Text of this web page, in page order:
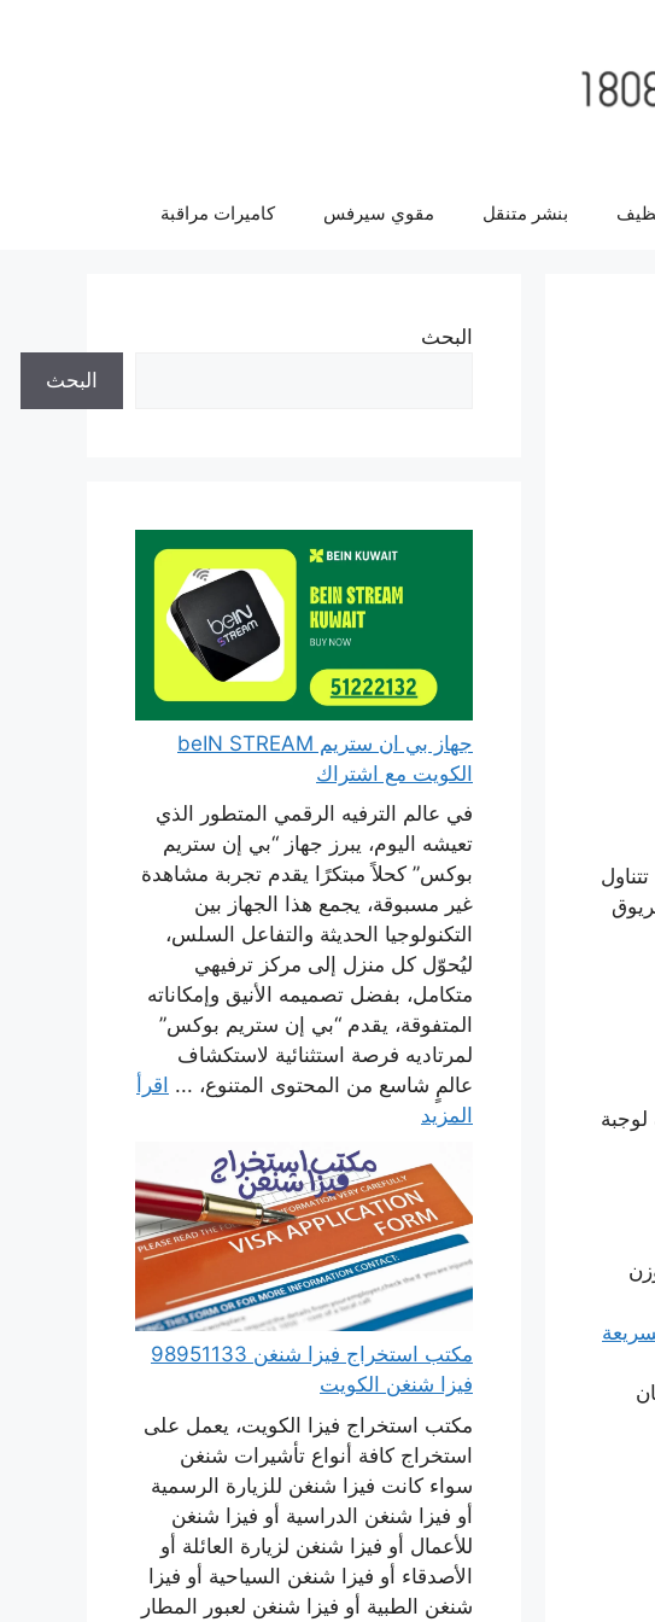
بنشر متنقل مقوي سيرفس كاميرات مراقبة
البحث
البحث
جهاز بي ان ستريم beIN STREAM
الكويت مع اشتراك
في عالم الترفيه الرقمي المتطور الذي
تعيشه اليوم، يبرز جهاز “بي إن ستريم
بوكس” كحلاً مبتكرًا يقدم تجربة مشاهدة
غير مسبوقة، يجمع هذا الجهاز بين
التكنولوجيا الحديثة والتفاعل السلس،
ليُحوّل كل منزل إلى مركز ترفيهي
متكامل، بفضل تصميمه الأنيق وإمكاناته
المتفوقة، يقدم “بي إن ستريم بوكس”
لمرتاديه فرصة استثنائية لاستكشاف
عالمٍ شاسع من المحتوى المتنوع، ... اقرأ
المزيد
مكتب استخراج فيزا شنغن 98951133
فيزا شنغن الكويت
مكتب استخراج فيزا الكويت، يعمل على
استخراج كافة أنواع تأشيرات شنغن
سواء كانت فيزا شنغن للزيارة الرسمية
أو فيزا شنغن الدراسية أو فيزا شنغن
للأعمال أو فيزا شنغن لزيارة العائلة أو
الأصدقاء أو فيزا شنغن السياحية أو فيزا
شنغن الطبية أو فيزا شنغن لعبور المطار